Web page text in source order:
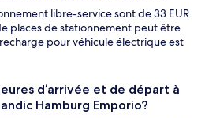
libre-service sont de 33 EUR
places de stationnement peut être
pour véhicule électrique est
d’arrivée et de départ à
Hamburg Emporio?